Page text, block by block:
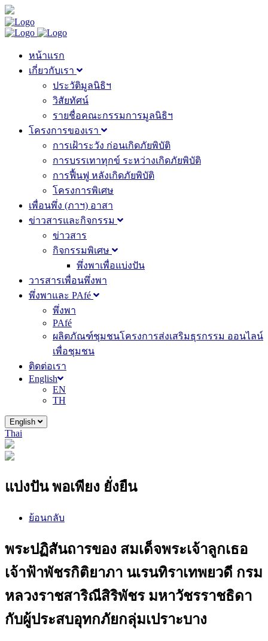
หน้าแรก
เกี่ยวกับเรา
ประวัติมูลนิธิฯ
วิสัยทัศน์
รายชื่อคณะกรรมการมูลนิธิฯ
โครงการของเรา
การเฝ้าระวัง ก่อนเกิดภัยพิบัติ
การบรรเทาทุกข์ ระหว่างเกิดภัยพิบัติ
การฟื้นฟู หลังเกิดภัยพิบัติ
โครงการพิเศษ
เพื่อนพึ่ง (ภาฯ) อาสา
ข่าวสารและกิจกรรม
ข่าวสาร
กิจกรรมพิเศษ
พึ่งพาเพื่อแบ่งปัน
วารสารเพื่อนพึ่งพา
พึ่งพาและ PAfé
พึ่งพา
PAfé
ผลิตภัณฑ์ชุมชนโครงการส่งเสริมธุรกรรม ออนไลน์
เพื่อชุมชน
ติดต่อเรา
English
EN
TH
English
Thai
แบ่งปัน พอเพียง ยั่งยืน
ย้อนกลับ
พระปฏิสันถารของ สมเด็จพระเจ้าลูกเธอ
เจ้าฟ้าพัชรกิติยาภา นเรนทิราเทพยวดี กรม
หลวงราชสาริณีสิริพัชร มหาวัชรราชธิดา
กับผู้ประสบอุทกภัยกลุ่มเปราะบาง